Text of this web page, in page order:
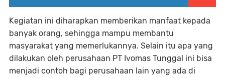
Kegiatan ini diharapkan memberikan manfaat kepada
banyak orang, sehingga mampu membantu
masyarakat yang memerlukannya. Selain itu apa yang
dilakukan oleh perusahaan PT Ivomas Tunggal ini bisa
menjadi contoh bagi perusahaan lain yang ada di